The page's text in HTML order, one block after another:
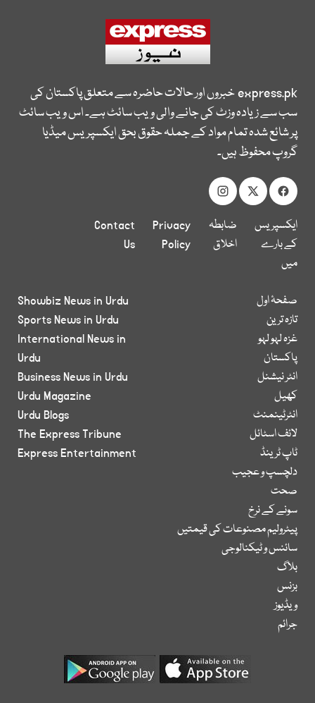
express.pkخبروں اور حالات حاضرہ سے متعلق پاکستان کی
سب سے زیادہ وزٹ کی جانے والی ویب سائٹ ہے۔ اس ویب سائٹ
پر شائع شدہ تمام مواد کے جملہ حقوق بحق ایکسپریس میڈیا
گروپ محفوظ ہیں۔
ایکسپریس
کے بارے
میں
ضابطہ
اخلاق
Privacy
Policy
Contact
Us
صفحۂ اول
تازہ ترین
غزہ لہو لہو
پاکستان
انٹر نیشنل
کھیل
انٹرٹینمنٹ
لائف اسٹائل
ٹاپ ٹرینڈ
دلچسپ و عجیب
صحت
سونے کے نرخ
پیٹرولیم مصنوعات کی قیمتیں
سائنس و ٹیکنالوجی
بلاگ
بزنس
ویڈیوز
جرائم
Showbiz News in Urdu
Sports News in Urdu
International News in
Urdu
Business News in Urdu
Urdu Magazine
Urdu Blogs
The Express Tribune
Express Entertainment